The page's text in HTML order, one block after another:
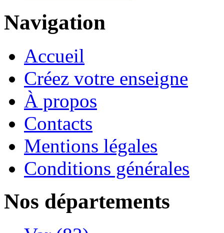
Navigation
Accueil
Créez votre enseigne
À propos
Contacts
Mentions légales
Conditions générales
Nos départements